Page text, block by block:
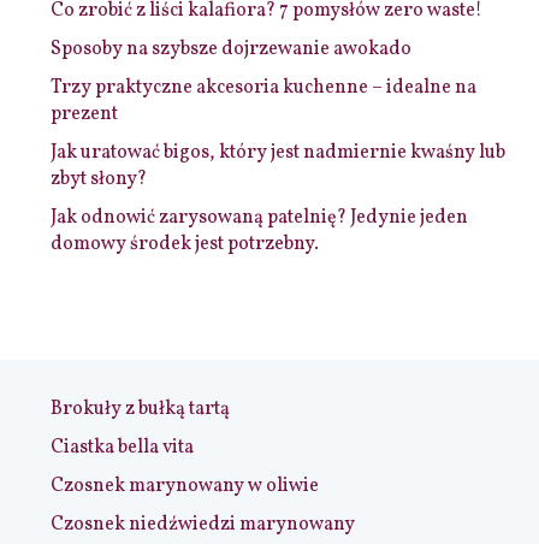
Co zrobić z liści kalafiora? 7 pomysłów zero waste!
Sposoby na szybsze dojrzewanie awokado
Trzy praktyczne akcesoria kuchenne – idealne na
prezent
Jak uratować bigos, który jest nadmiernie kwaśny lub
zbyt słony?
Jak odnowić zarysowaną patelnię? Jedynie jeden
domowy środek jest potrzebny.
Brokuły z bułką tartą
Ciastka bella vita
Czosnek marynowany w oliwie
Czosnek niedźwiedzi marynowany